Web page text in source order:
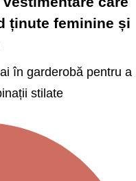
ținute feminine și
în garderobă pentru a
stilate